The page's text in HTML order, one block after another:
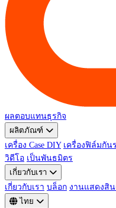
ผลตอบแทนธุรกิจ
ผลิตภัณฑ์
เครื่อง Case DIY เครื่องฟิล์มกัน
วิดีโอ เป็นพันธมิตร
เกี่ยวกับเรา
เกี่ยวกับเรา บล็อก งานแสดงสิ
ไทย